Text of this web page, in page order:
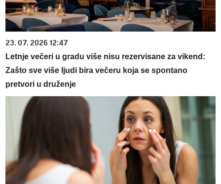
23. 07. 2026 12:47
Letnje večeri u gradu više nisu rezervisane za vikend:
Zašto sve više ljudi bira večeru koja se spontano
pretvori u druženje